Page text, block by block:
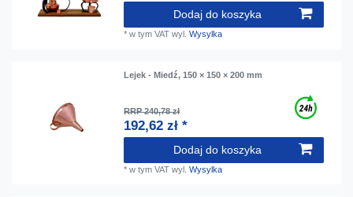
Dodaj do koszyka
*w tym VAT wyl.Wysylka
Lejek - Miedź, 150 × 150 × 200 mm
RRP 240,78 zł
192,62 zł *
Dodaj do koszyka
*w tym VAT wyl.Wysylka